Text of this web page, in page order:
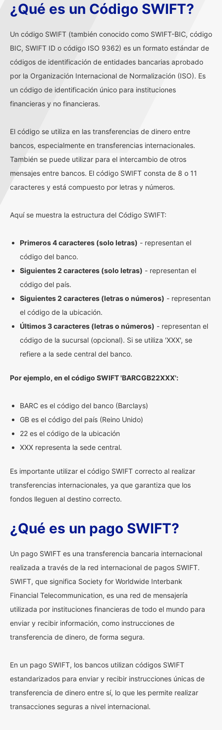
¿Qué es un Código SWIFT?
Un código SWIFT (también conocido como SWIFT-BIC, código
BIC, SWIFT ID o código ISO 9362) es un formato estándar de
códigos de identificación de entidades bancarias aprobado
por la Organización Internacional de Normalización (ISO). Es
un código de identificación único para instituciones
financieras y no financieras.
El código se utiliza en las transferencias de dinero entre
bancos, especialmente en transferencias internacionales.
También se puede utilizar para el intercambio de otros
mensajes entre bancos. El código SWIFT consta de 8 o 11
caracteres y está compuesto por letras y números.
Aquí se muestra la estructura del Código SWIFT:
Primeros 4 caracteres (solo letras) - representan el
código del banco.
Siguientes 2 caracteres (solo letras) - representan el
código del país.
Siguientes 2 caracteres (letras o números) - representan
el código de la ubicación.
Últimos 3 caracteres (letras o números) - representan el
código de la sucursal (opcional). Si se utiliza 'XXX', se
refiere a la sede central del banco.
Por ejemplo, en el código SWIFT 'BARCGB22XXX':
BARC es el código del banco (Barclays)
GB es el código del país (Reino Unido)
22 es el código de la ubicación
XXX representa la sede central.
Es importante utilizar el código SWIFT correcto al realizar
transferencias internacionales, ya que garantiza que los
fondos lleguen al destino correcto.
¿Qué es un pago SWIFT?
Un pago SWIFT es una transferencia bancaria internacional
realizada a través de la red internacional de pagos SWIFT.
SWIFT, que significa Society for Worldwide Interbank
Financial Telecommunication, es una red de mensajería
utilizada por instituciones financieras de todo el mundo para
enviar y recibir información, como instrucciones de
transferencia de dinero, de forma segura.
En un pago SWIFT, los bancos utilizan códigos SWIFT
estandarizados para enviar y recibir instrucciones únicas de
transferencia de dinero entre sí, lo que les permite realizar
transacciones seguras a nivel internacional.